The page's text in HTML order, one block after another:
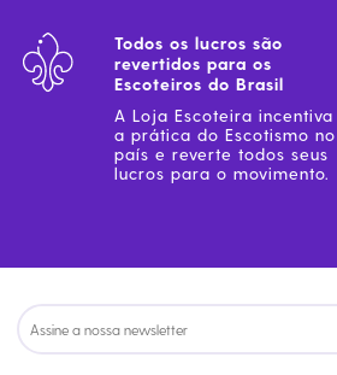
Todos os lucros são
revertidos para os
Escoteiros do Brasil
A Loja Escoteira incentiva
a prática do Escotismo no
país e reverte todos seus
lucros para o movimento.